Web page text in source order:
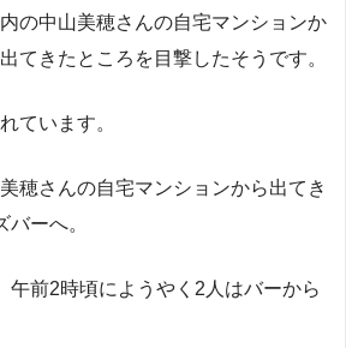
の中山美穂さんの自宅マンションか
てきたところを目撃したそうです。
ています。
穂さんの自宅マンションから出てき
ーへ。
午前2時頃にようやく2人はバーから